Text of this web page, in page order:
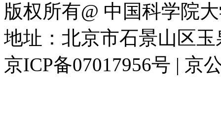
版权所有@ 中国科学院
地址：北京市石景山区
京ICP备07017956号 | 京